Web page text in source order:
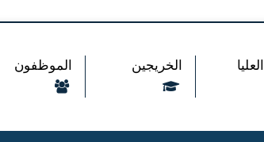
الخريجين الموظفون